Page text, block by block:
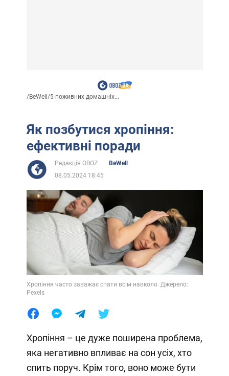
/BeWell /5 поживних домашніх...
Як позбутися хропіння:
ефективні поради
Редакція OBOZ
BeWell
08.05.2024 18:45
Хропіння часто заважає спати всім навколо. Джерело:
Pexels
Хропіння – це дуже поширена проблема,
яка негативно впливає на сон усіх, хто
спить поруч. Крім того, воно може бути